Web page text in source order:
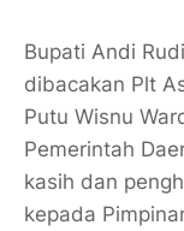
Bupati Andi
dibacakan Plt
Putu Wisnu
Pemerintah
kasih dan
kepada